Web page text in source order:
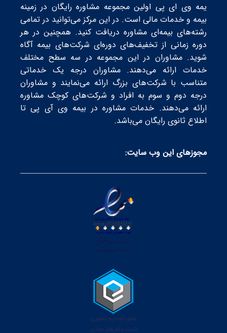
یمه وی ای پی اولین مجموعه مشاوره رایگان در زمینه
بیمه و خدمات مالی است. در این مرکز می‌توانید در تمامی
رشته‌های بیمه‌ای مشاوره دریافت کنید. همچنین در هر
دوره زمانی از تخفیف‌های دوره‌ای شرکت‌های بیمه‌ آگاه
شوید. مشاوران در این مجموعه در سه سطح‌ مختلف
خدمات ارائه می‌دهند. مشاوران درجه یک خدماتی
متناسب با شرکت‌های بزرگ ارائه می‌نمایند و مشاوران
درجه دوم و سوم به افراد و شرکت‌های کوچک مشاوره
ارائه می‌دهند. خدمات مشاوره در بیمه وی آی پی تا
اطلاع ثانوی رایگان می‌باشد.
مجوز‌های این وب سایت: